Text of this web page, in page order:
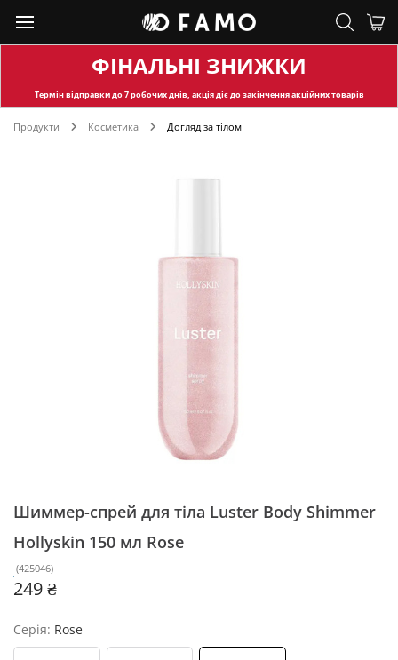
ФІНАЛЬНІ ЗНИЖКИ
Термін відправкидо 7 робочих днів, акція діє до закінчення акційних товарів
Продукти Косметика Догляд за тілом
Шиммер-спрей для тіла Luster Body Shimmer
Hollyskin 150 мл Rose
(425046)
249 ₴
Серія: Rose